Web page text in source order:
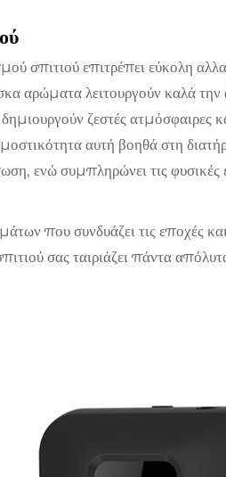
σπιτιού επιτρέπει εύκολη
αρώματα λειτουργούν καλά την
ζεστές ατμόσφαιρες
αυτή βοηθά στη
ενώ συμπληρώνει τις φυσικές
που συνδυάζει τις εποχές και
σας ταιριάζει πάντα